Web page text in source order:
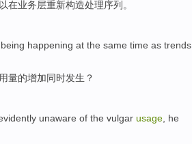
在业务层重新构造处理序列 。
happening at the same time as trends
量的增加同时发生 ？
unaware of the vulgar usage he